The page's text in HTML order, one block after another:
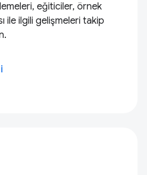
eğiticiler, örnek
ile ilgili gelişmeleri takip